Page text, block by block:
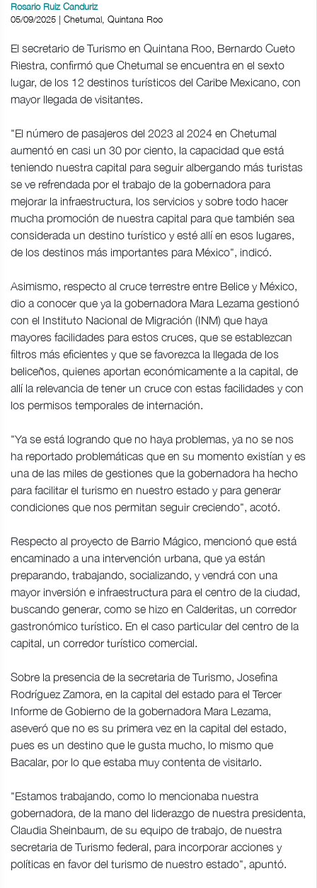
Rosario Ruiz Canduriz
05/09/2025 | Chetumal, Quintana Roo
El secretario de Turismo en Quintana Roo, Bernardo Cueto
Riestra, confirmó que Chetumal se encuentra en el sexto
lugar, de los 12 destinos turísticos del Caribe Mexicano, con
mayor llegada de visitantes.
"El número de pasajeros del 2023 al 2024 en Chetumal
aumentó en casi un 30 por ciento, la capacidad que está
teniendo nuestra capital para seguir albergando más turistas
se ve refrendada por el trabajo de la gobernadora para
mejorar la infraestructura, los servicios y sobre todo hacer
mucha promoción de nuestra capital para que también sea
considerada un destino turístico y esté allí en esos lugares,
de los destinos más importantes para México", indicó.
Asimismo, respecto al cruce terrestre entre Belice y México,
dio a conocer que ya la gobernadora Mara Lezama gestionó
con el Instituto Nacional de Migración (INM) que haya
mayores facilidades para estos cruces, que se establezcan
filtros más eficientes y que se favorezca la llegada de los
beliceños, quienes aportan económicamente a la capital, de
allí la relevancia de tener un cruce con estas facilidades y con
los permisos temporales de internación.
"Ya se está logrando que no haya problemas, ya no se nos
ha reportado problemáticas que en su momento existían y es
una de las miles de gestiones que la gobernadora ha hecho
para facilitar el turismo en nuestro estado y para generar
condiciones que nos permitan seguir creciendo", acotó.
Respecto al proyecto de Barrio Mágico, mencionó que está
encaminado a una intervención urbana, que ya están
preparando, trabajando, socializando, y vendrá con una
mayor inversión e infraestructura para el centro de la ciudad,
buscando generar, como se hizo en Calderitas, un corredor
gastronómico turístico. En el caso particular del centro de la
capital, un corredor turístico comercial.
Sobre la presencia de la secretaria de Turismo, Josefina
Rodríguez Zamora, en la capital del estado para el Tercer
Informe de Gobierno de la gobernadora Mara Lezama,
aseveró que no es su primera vez en la capital del estado,
pues es un destino que le gusta mucho, lo mismo que
Bacalar, por lo que estaba muy contenta de visitarlo.
"Estamos trabajando, como lo mencionaba nuestra
gobernadora, de la mano del liderazgo de nuestra presidenta,
Claudia Sheinbaum, de su equipo de trabajo, de nuestra
secretaria de Turismo federal, para incorporar acciones y
políticas en favor del turismo de nuestro estado", apuntó.